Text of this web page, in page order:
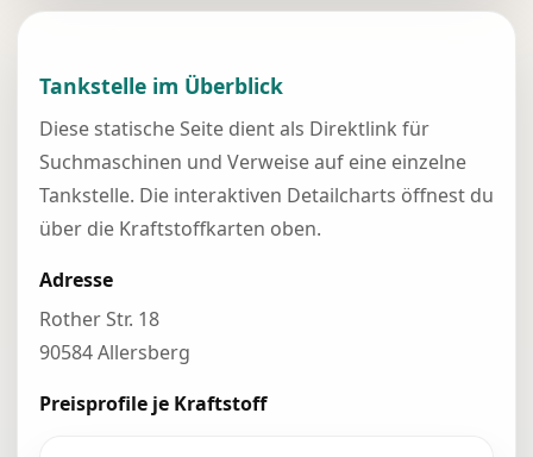
Tankstelle im Überblick
Diese statische Seite dient als Direktlink für
Suchmaschinen und Verweise auf eine einzelne
Tankstelle. Die interaktiven Detailcharts öffnest du
über die Kraftstoffkarten oben.
Adresse
Rother Str. 18
90584 Allersberg
Preisprofile je Kraftstoff